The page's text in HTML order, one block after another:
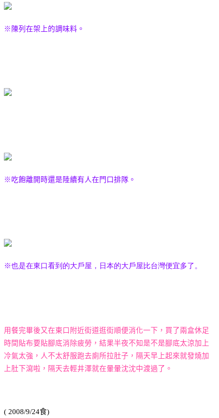
※陳列在架上的調味料。
※吃飽離開時還是陸續有人在門口排隊。
※也是在東口看到的大戶屋，日本的大戶屋比台灣便宜多了。
用餐完畢後又在東口附近街道逛街順便消化一下，買了兩盒休足
時間貼布要貼腳底消除疲勞，結果半夜不知是不是腳底太涼加上
冷氣太強，人不太舒服跑去廁所拉肚子，隔天早上起來就發燒加
上肚下瀉啦，隔天去輕井澤就在暈暈沈沈中渡過了。
( 2008/9/24食)